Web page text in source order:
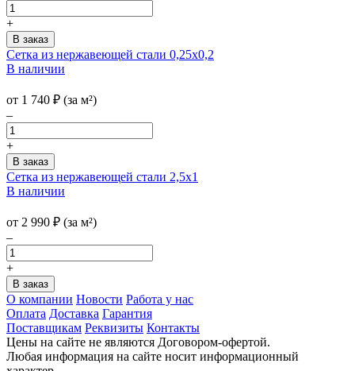
+
Сетка из нержавеющей стали 0,25x0,2
В наличии
от 1 740 ₽ (за м²)
–
+
Сетка из нержавеющей стали 2,5x1
В наличии
от 2 990 ₽ (за м²)
–
+
О компании Новости Работа у нас
Оплата Доставка Гарантия
Поставщикам Реквизиты Контакты
Цены на сайте не являются Договором-офертой.
Любая информация на сайте носит информационный